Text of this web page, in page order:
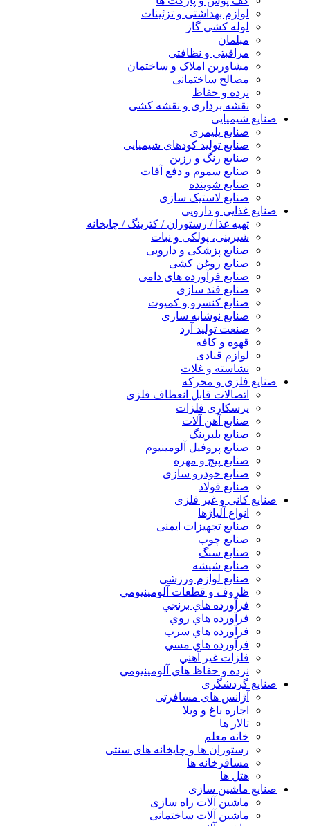
لوازم بهداشتی و تزئینات
لوله کشی گاز
مبلمان
مراقبتی و نظافتی
مشاورین املاک و ساختمان
مصالح ساختمانی
نرده و حفاظ
نقشه برداری و نقشه کشی
صنایع شیمیایی
صنایع پلیمری
صنایع تولید کودهای شیمیایی
صنایع رنگ و رزین
صنایع سموم و دفع آفات
صنایع شوینده
صنایع لاستیک سازی
صنایع غذایی و دارویی
تهیه غذا / رستوران / کترینگ / چایخانه
شیرینی، پولکی و نبات
صنایع پزشکی و دارویی
صنایع روغن کشی
صنایع فرآورده های دامی
صنایع قند سازی
صنایع کنسرو و کمپوت
صنایع نوشابه سازی
صنعت تولید آرد
قهوه و کافه
لوازم قنادی
نشاسته و غلات
صنایع فلزی و محرکه
اتصالات قابل انعطاف فلزی
پرسکاری فلزات
صنایع آهن آلات
صنایع بلبرینگ
صنایع پروفیل آلومینیوم
صنایع پیچ و مهره
صنایع خودرو سازی
صنایع فولاد
صنایع کانی و غیر فلزی
انواع آلياژها
صنایع تجهیزات ایمنی
صنایع چوب
صنایع سنگ
صنایع شیشه
صنایع لوازم ورزشی
ظروف و قطعات آلومينيومي
فرآورده هاي برنجي
فرآورده هاي روي
فرآورده هاي سرب
فرآورده هاي مسي
فلزات غير آهني
نرده و حفاظ هاي آلومينيومي
صنایع گردشگری
آژانس های مسافرتی
اجاره باغ و ویلا
تالار ها
خانه معلم
رستوران ها و چایخانه های سنتی
مسافرخانه ها
هتل ها
صنایع ماشین سازی
ماشین آلات راه سازی
ماشین آلات ساختمانی